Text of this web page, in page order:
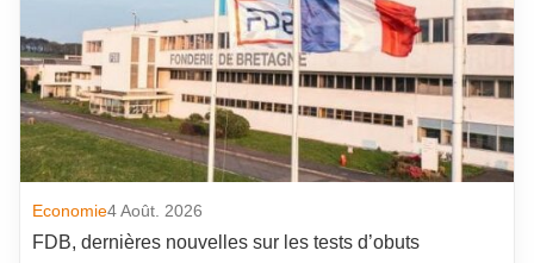
Economie4 Août. 2026
FDB, dernières nouvelles sur les tests d’obuts